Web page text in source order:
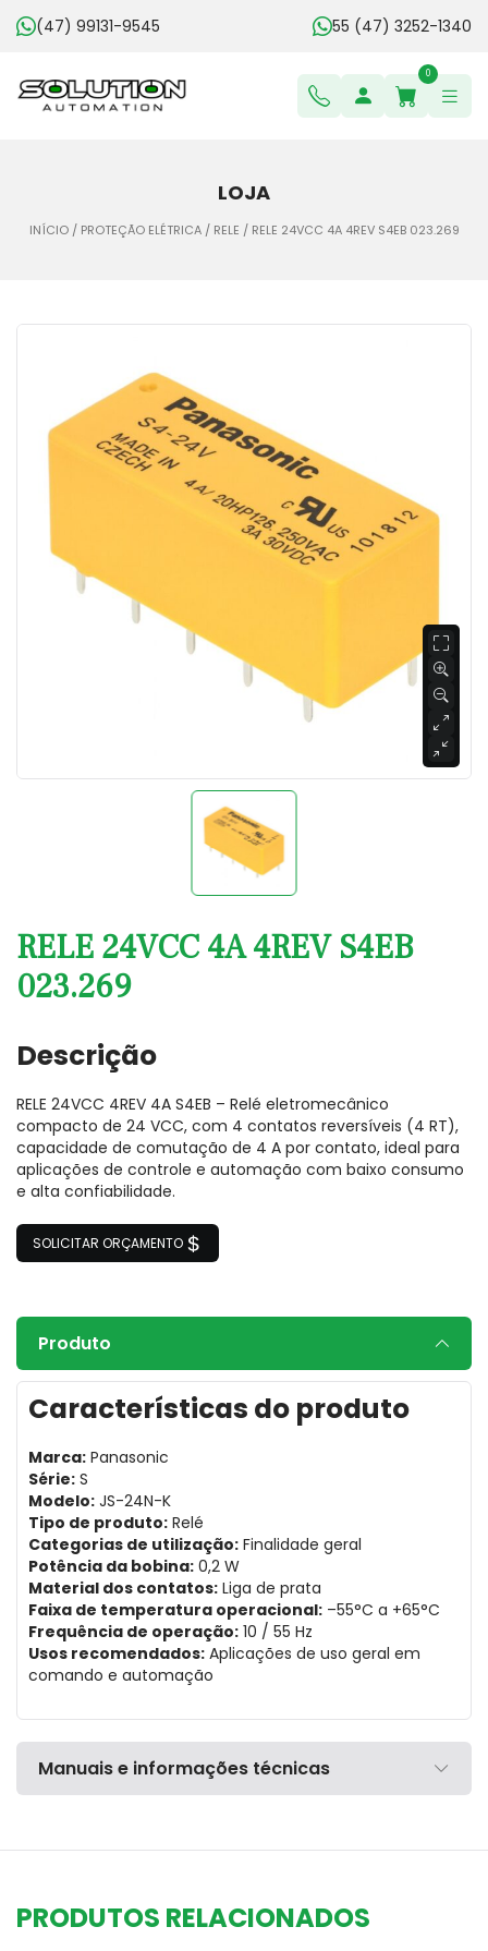
(47) 99131-9545 55 (47) 3252-1340
0
LOJA
INÍCIO/ PROTEÇÃO ELÉTRICA/ RELE / RELE 24VCC 4A 4REV S4EB 023.269
RELE 24VCC 4A 4REV S4EB
023.269
Descrição
RELE 24VCC 4REV 4A S4EB – Relé eletromecânico
compacto de 24 VCC, com 4 contatos reversíveis (4 RT),
capacidade de comutação de 4 A por contato, ideal para
aplicações de controle e automação com baixo consumo
e alta confiabilidade.
SOLICITAR ORÇAMENTO
Produto
Características do produto
Marca: Panasonic
Série: S
Modelo: JS-24N-K
Tipo de produto: Relé
Categorias de utilização: Finalidade geral
Potência da bobina: 0,2 W
Material dos contatos: Liga de prata
Faixa de temperatura operacional: –55°C a +65°C
Frequência de operação: 10 / 55 Hz
Usos recomendados: Aplicações de uso geral em
comando e automação
Manuais e informações técnicas
PRODUTOS RELACIONADOS